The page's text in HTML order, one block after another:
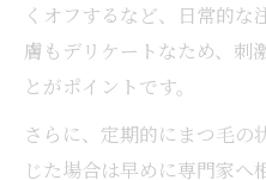
くオフするなど、日常的な
膚もデリケートなため、刺
とがポイントです。
さらに、定期的にまつ毛の
じた場合は早めに専門家へ